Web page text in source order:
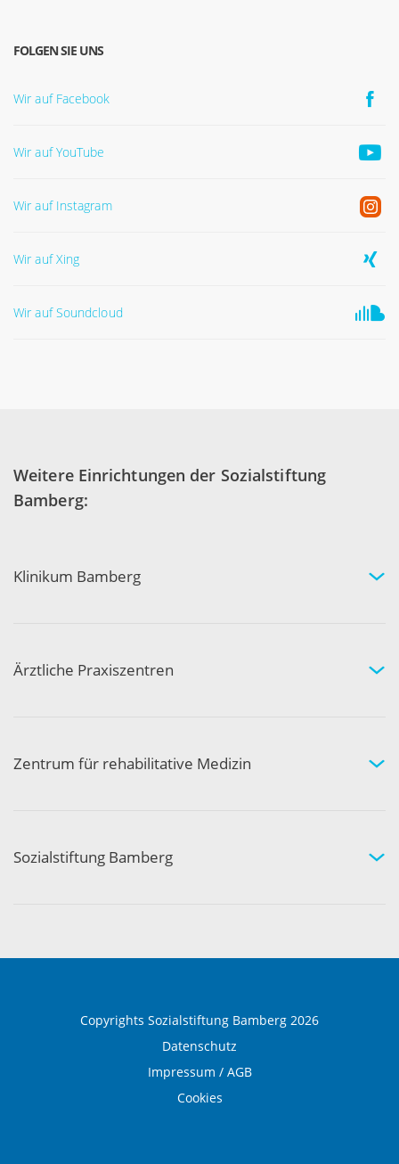
FOLGEN SIE UNS
Wir auf Facebook
Wir auf YouTube
Wir auf Instagram
Wir auf Xing
Wir auf Soundcloud
Weitere Einrichtungen der Sozialstiftung
Bamberg:
Klinikum Bamberg
Ihre Sicherheit
Ärztliche Praxiszentren
Kompetenznetzwerk
Zentrum für rehabilitative Medizin
Medical Wellness
Sozialstiftung Bamberg
Copyrights Sozialstiftung Bamberg 2026
Datenschutz
Impressum / AGB
Cookies